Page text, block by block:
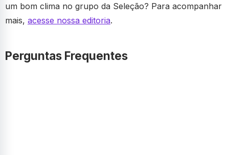
um bom clima no grupo da Seleção? Para acompanhar
mais, acesse nossa editoria.
Perguntas Frequentes